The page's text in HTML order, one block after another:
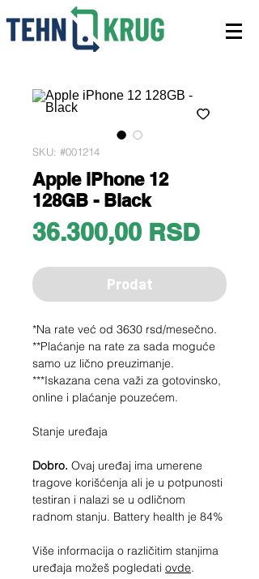
SKU: #001214
Apple iPhone 12
128GB - Black
36.300,00 RSDPrice
Prodat
*Na rate već od 3630 rsd/mesečno.
**Plaćanje na rate za sada moguće
samo uz lično preuzimanje.
***Iskazana cena važi za gotovinsko,
online i plaćanje pouzećem.
Stanje uređaja
Dobro. Ovaj uređaj ima umerene
tragove korišćenja ali je u potpunosti
testiran i nalazi se u odličnom
radnom stanju. Battery health je 84%
Više informacija o različitim stanjima
uređaja možeš pogledati ovde.